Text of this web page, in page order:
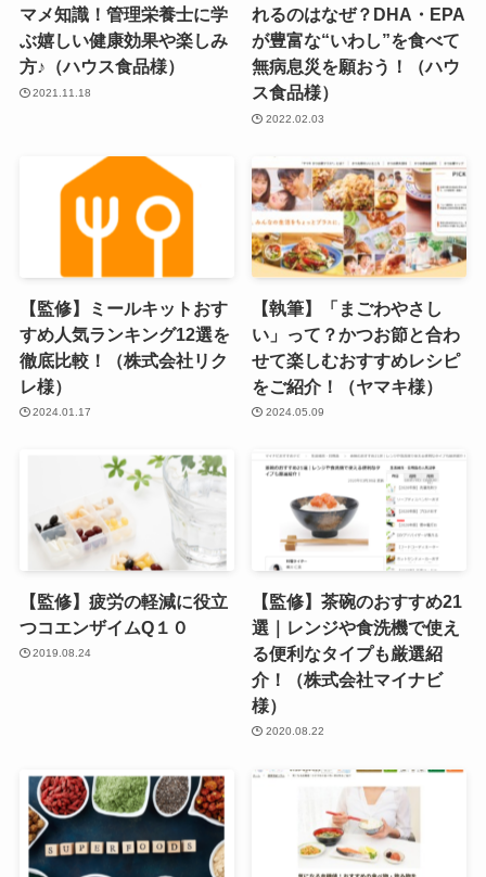
マメ知識！管理栄養士に学
ぶ嬉しい健康効果や楽しみ
方♪（ハウス食品様）
2021.11.18
れるのはなぜ？DHA・EPA
が豊富な“いわし”を食べて
無病息災を願おう！（ハウ
ス食品様）
2022.02.03
【監修】ミールキットおす
すめ人気ランキング12選を
徹底比較！（株式会社リク
レ様）
2024.01.17
【執筆】「まごわやさし
い」って？かつお節と合わ
せて楽しむおすすめレシピ
をご紹介！（ヤマキ様）
2024.05.09
【監修】疲労の軽減に役立
つコエンザイムQ１０
2019.08.24
【監修】茶碗のおすすめ21
選｜レンジや食洗機で使え
る便利なタイプも厳選紹
介！（株式会社マイナビ
様）
2020.08.22